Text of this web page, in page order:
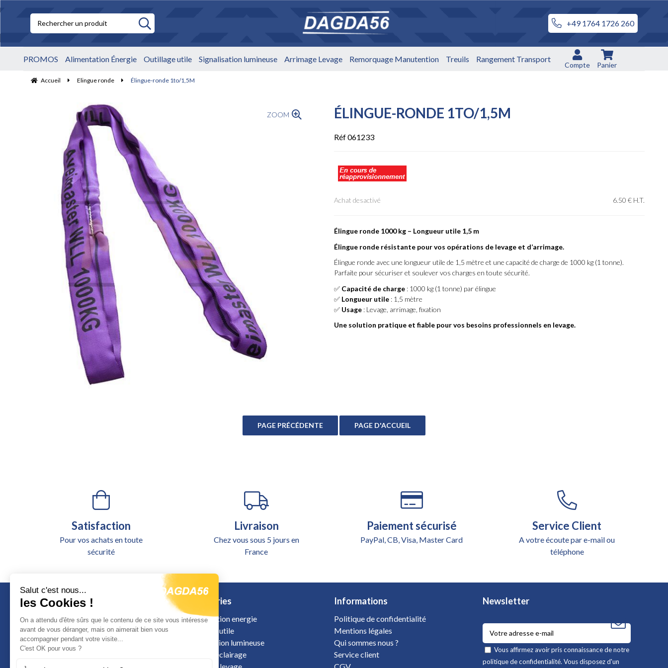
+49 1764 1726 260
PROMOS Alimentation Énergie Outillage utile Signalisation lumineuse Arrimage Levage Remorquage Manutention Treuils Rangement Transport
Compte Panier
Accueil Elingue ronde Élingue-ronde 1to/1,5M
ZOOM ÉLINGUE-RONDE 1TO/1,5M
Réf 061233
6.50 € H.T.
Achat desactivé
Élingue ronde 1000 kg – Longueur utile 1,5 m
Élingue ronde résistante pour vos opérations de levage et d’arrimage.
Élingue ronde avec une longueur utile de 1,5 mètre et une capacité de charge de 1000 kg (1 tonne).
Parfaite pour sécuriser et soulever vos charges en toute sécurité.
✅ Capacité de charge : 1000 kg (1 tonne) par élingue
✅ Longueur utile : 1,5 mètre
✅ Usage : Levage, arrimage, fixation
Une solution pratique et fiable pour vos besoins professionnels en levage.
Satisfaction
Pour vos achats en toute
sécurité
Livraison
Chez vous sous 5 jours en
France
Paiement sécurisé
PayPal, CB, Visa, Master Card
Service Client
A votre écoute par e-mail ou
téléphone
Calle de Colombia
Catégories
Alimentation energie
Outillage utile
Signalisation lumineuse
Sécurité éclairage
Informations
Politique de confidentialité
Mentions légales
Qui sommes nous ?
Service client
Newsletter
Vous affirmez avoir pris connaissance de notre
politique de confidentialité. Vous disposez d'un
Salut c'est nous...
les Cookies !
On a attendu d'être sûrs que le contenu de ce site vous intéresse
avant de vous déranger, mais on aimerait bien vous
accompagner pendant votre visite...
C'est OK pour vous ?